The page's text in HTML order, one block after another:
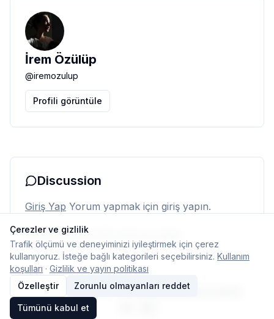
İrem Özülüp
@iremozulup
Profili görüntüle
Discussion
Giriş Yap Yorum yapmak için giriş yapın.
Henüz yorum yok. İlk yorumu siz yapın.
© 2026 TypelishAna SayfaEkipİletişimÇerez ayarları
Çerezler ve gizlilik
Trafik ölçümü ve deneyiminizi iyileştirmek için çerez
kullanıyoruz. İsteğe bağlı kategorileri seçebilirsiniz. Kullanım
koşulları · Gizlilik ve yayın politikası
Özelleştir
Zorunlu olmayanları reddet
Tümünü kabul et